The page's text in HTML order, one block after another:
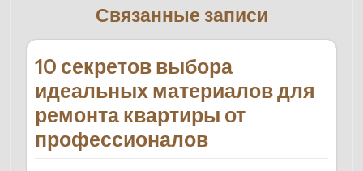
Связанные записи
10 секретов выбора
идеальных материалов для
ремонта квартиры от
профессионалов